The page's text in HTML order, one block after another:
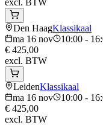
Den HaagKlassikaal
ma 16 nov
10:00 -
€ 425,00
excl. BTW
LeidenKlassikaal
ma 16 nov
10:00 -
€ 425,00
excl. BTW